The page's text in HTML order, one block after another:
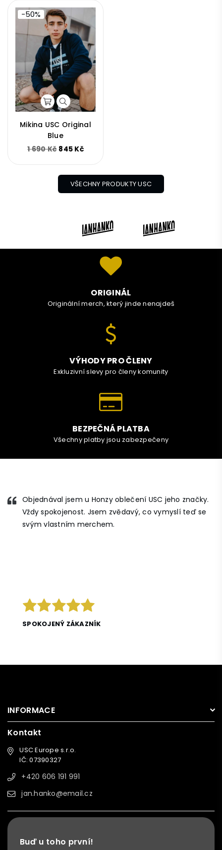
-50%
Mikina USC Original
Blue
Běžná
1 690 Kč 845 Kč
VŠECHNY PRODUKTY USC
ORIGINÁL
Originální merch, který jinde nenajdeš
VÝHODY PRO ČLENY
Exkluzivní slevy pro členy komunity
BEZPEČNÁ PLATBA
Všechny platby jsou zabezpečeny
Objednával jsem u Honzy oblečení USC jeho značky.
Vždy spokojenost. Jsem zvědavý, co vymyslí teď se
svým vlastním merchem.
SPOKOJENÝ ZÁKAZNÍK
INFORMACE
Kontakt
USC Europe s.r.o.
IČ: 07390327
+420 606 191 991
jan.hanko@email.cz
Buď u toho první!